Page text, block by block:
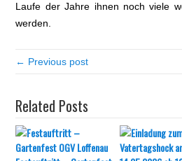
Laufe der Jahre ihnen noch viele
werden.
← Previous post
Related Posts